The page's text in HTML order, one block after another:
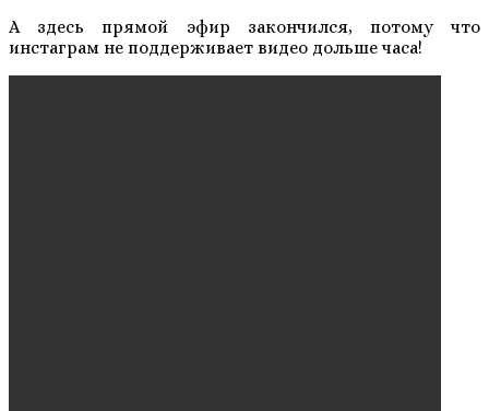
А здесь прямой эфир закончился, потому что
инстаграм не поддерживает видео дольше часа!